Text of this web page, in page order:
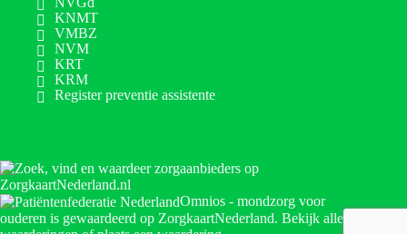
KNMT
VMBZ
NVM
KRT
KRM
Register preventie assistente
Omnios - mondzorg voor
ouderen is gewaardeerd op ZorgkaartNederland. Bekijk alle